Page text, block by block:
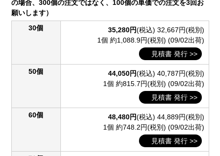
の場合、300個の注文ではなく、100個の単価での注文を3回お
願いします）
30個
35,280円(税込) 32,667円(税別)
1個 約1,088.9円(税別) (09/02出荷)
見積書 発行 >>
50個 44,050円(税込) 40,787円(税別)
1個 約815.7円(税別) (09/02出荷)
見積書 発行 >>
60個 48,480円(税込) 44,889円(税別)
1個 約748.2円(税別) (09/02出荷)
見積書 発行 >>